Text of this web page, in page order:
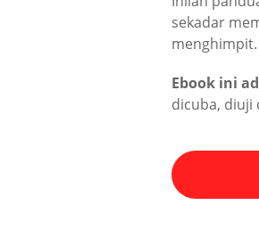
sekadar
Ebook ini
dicuba, diuji